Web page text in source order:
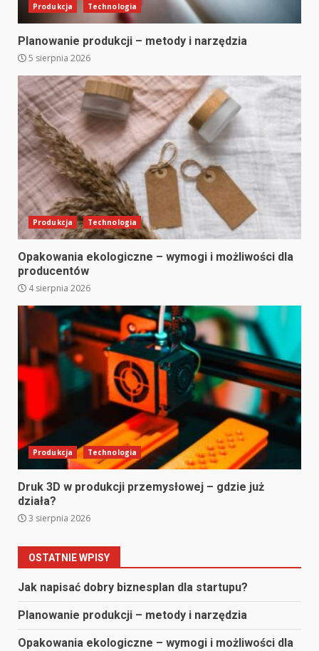
Produkcja Technologia
Planowanie produkcji – metody i narzędzia
5 sierpnia 2026
Produkcja Technologia
Opakowania ekologiczne – wymogi i możliwości dla
producentów
4 sierpnia 2026
Produkcja Technologia
Druk 3D w produkcji przemysłowej – gdzie już
działa?
3 sierpnia 2026
OSTATNIE WPISY
Jak napisać dobry biznesplan dla startupu?
Planowanie produkcji – metody i narzędzia
Opakowania ekologiczne – wymogi i możliwości dla